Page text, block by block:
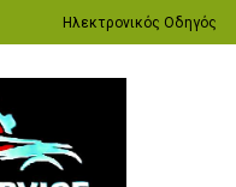
Ηλεκτρονικός Οδηγός